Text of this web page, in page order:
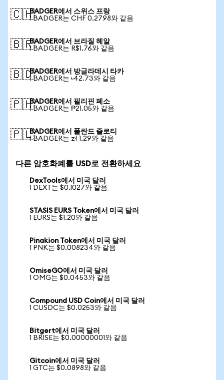
🇨🇭BADGER에서 스위스 프랑
1 BADGER는 CHF 0.2798와 같음
🇧🇷BADGER에서 브라질 헤알
1 BADGER는 R$1.76와 같음
🇧🇩BADGER에서 방글라데시 타카
1 BADGER는 ৳42.73와 같음
🇵🇭BADGER에서 필리핀 페소
1 BADGER는 ₱21.05와 같음
🇵🇱BADGER에서 폴란드 즐로티
1 BADGER는 zł 1.29와 같음
다른 암호화폐를 USD로 전환하세요
DexTools에서 미국 달러
1 DEXT는 $0.1027와 같음
STASIS EURS Token에서 미국 달러
1 EURS는 $1.20와 같음
Pinakion Token에서 미국 달러
1 PNK는 $0.008234와 같음
OmiseGO에서 미국 달러
1 OMG는 $0.0453와 같음
Compound USD Coin에서 미국 달러
1 CUSDC는 $0.0253와 같음
Bitgert에서 미국 달러
1 BRISE는 $0.00000001와 같음
Gitcoin에서 미국 달러
1 GTC는 $0.0898와 같음